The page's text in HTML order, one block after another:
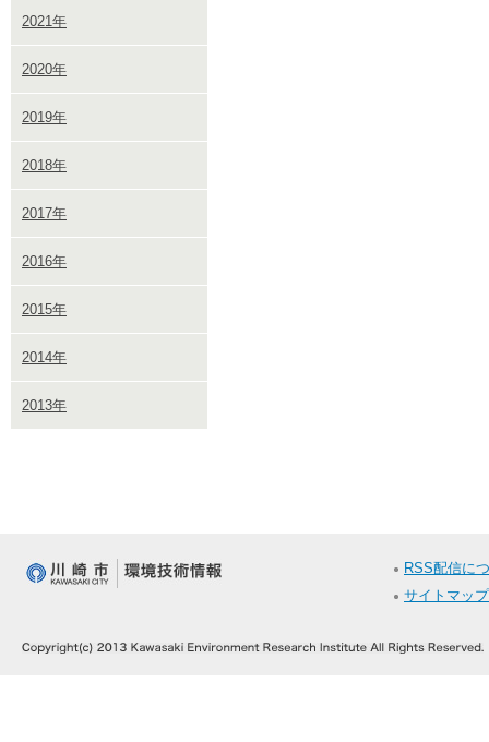
2021年
2020年
2019年
2018年
2017年
2016年
2015年
2014年
2013年
RSS配信に
サイトマップ